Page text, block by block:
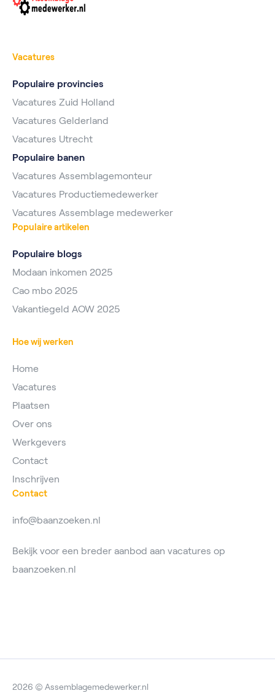
Vacatures
Populaire provincies
Vacatures Zuid Holland
Vacatures Gelderland
Vacatures Utrecht
Populaire banen
Vacatures Assemblagemonteur
Vacatures Productiemedewerker
Vacatures Assemblage medewerker
Populaire artikelen
Populaire blogs
Modaan inkomen 2025
Cao mbo 2025
Vakantiegeld AOW 2025
Hoe wij werken
Home
Vacatures
Plaatsen
Over ons
Werkgevers
Contact
Inschrijven
Contact
info@baanzoeken.nl
Bekijk voor een breder aanbod aan vacatures op
baanzoeken.nl
2026 © Assemblagemedewerker.nl